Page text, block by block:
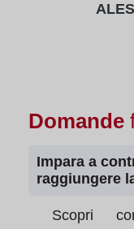
Domande
Impara a
raggiungere
Scopri